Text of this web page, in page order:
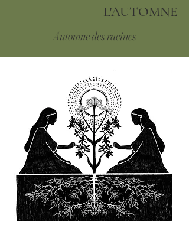
L'AUTOMNE
Automne des racines